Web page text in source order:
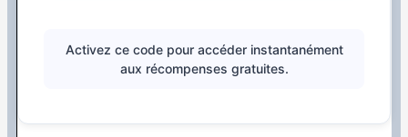
Activez ce code pour accéder instantanément
aux récompenses gratuites.